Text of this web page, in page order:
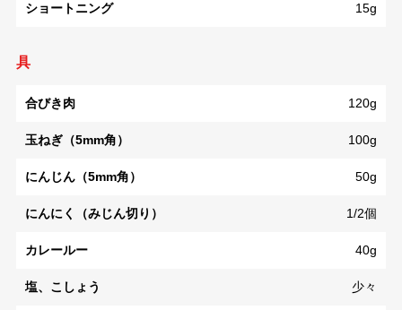
ショートニング 15g
具
合びき肉 120g
玉ねぎ（5mm角） 100g
にんじん（5mm角） 50g
にんにく（みじん切り） 1/2個
カレールー 40g
塩、こしょう 少々